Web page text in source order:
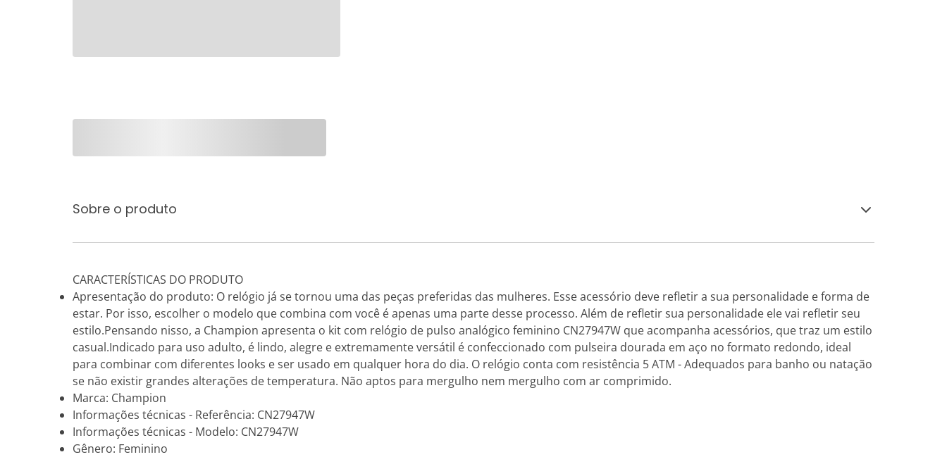
Sobre o produto
CARACTERÍSTICAS DO PRODUTO
Apresentação do produto: O relógio já se tornou uma das peças preferidas das mulheres. Esse acessório deve refletir a sua personalidade e forma de
estar. Por isso, escolher o modelo que combina com você é apenas uma parte desse processo. Além de refletir sua personalidade ele vai refletir seu
estilo.Pensando nisso, a Champion apresenta o kit com relógio de pulso analógico feminino CN27947W que acompanha acessórios, que traz um estilo
casual.Indicado para uso adulto, é lindo, alegre e extremamente versátil é confeccionado com pulseira dourada em aço no formato redondo, ideal
para combinar com diferentes looks e ser usado em qualquer hora do dia. O relógio conta com resistência 5 ATM - Adequados para banho ou natação
se não existir grandes alterações de temperatura. Não aptos para mergulho nem mergulho com ar comprimido.
Marca: Champion
Informações técnicas - Referência: CN27947W
Informações técnicas - Modelo: CN27947W
Gênero: Feminino